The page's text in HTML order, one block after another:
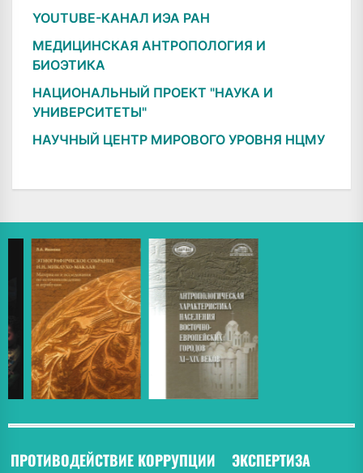
YOUTUBE-КАНАЛ ИЭА РАН
МЕДИЦИНСКАЯ АНТРОПОЛОГИЯ И
БИОЭТИКА
НАЦИОНАЛЬНЫЙ ПРОЕКТ "НАУКА И
УНИВЕРСИТЕТЫ"
НАУЧНЫЙ ЦЕНТР МИРОВОГО УРОВНЯ НЦМУ
ПРОТИВОДЕЙСТВИЕ КОРРУПЦИИ ЭКСПЕРТИЗА